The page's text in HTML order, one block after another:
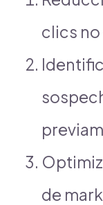
clics
de